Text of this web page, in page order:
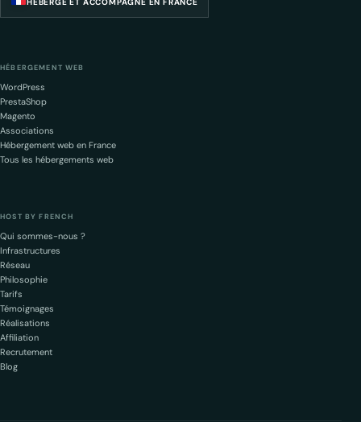
HÉBERGÉ ET ACCOMPAGNÉ EN FRANCE
HÉBERGEMENT WEB
WordPress
PrestaShop
Magento
Associations
Hébergement web en France
Tous les hébergements web
HOST BY FRENCH
Qui sommes-nous ?
Infrastructures
Réseau
Philosophie
Tarifs
Témoignages
Réalisations
Affiliation
Recrutement
Blog